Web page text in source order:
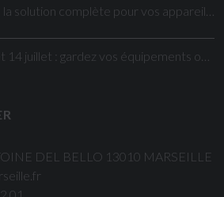
DEL BELLO 13010 MARSEILLE